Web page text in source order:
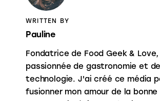
WRITTEN BY
Pauline
Fondatrice de Food Geek &
passionnée de gastronomie et de
technologie. J'ai créé ce média
fusionner mon amour de la bonne